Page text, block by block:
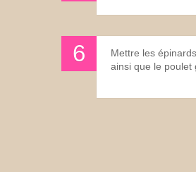
Mettre les
ainsi que le poulet